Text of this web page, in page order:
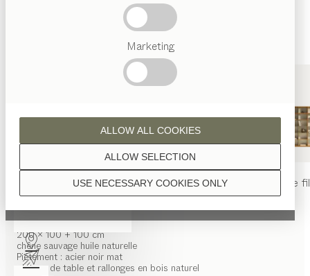
Marketing
USE NECESSARY COOKIES ONLY
ALLOW SELECTION
ALLOW ALL COOKIES
tablenya chaisenya rayonnage
200 x 100 + 100 cm
chêne sauvage huile naturelle
Piétement : acier noir mat
plateau de table et rallonges en bois naturel